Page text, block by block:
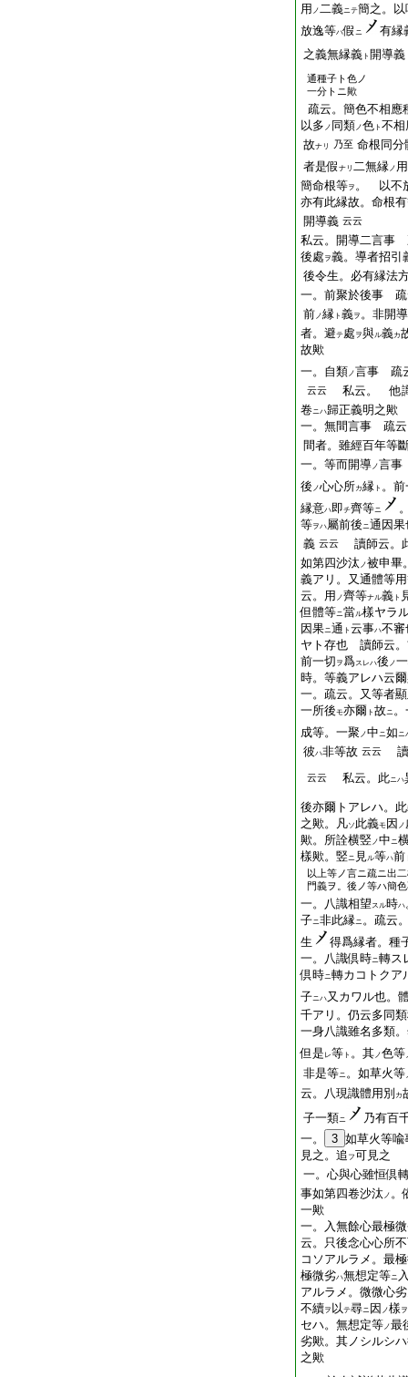
用 ノ二義ニテ簡之。
放逸等ハ假 ニ
有縁
之義無縁義 ト 開導義
通種子ト色ノ
一分トニ歟
疏云。簡色不相應
以多 ノ 同類ノ色 ト 不相
故ナリ 乃至 命根同分
者是假 ナリ 二無縁ノ 用
簡命根等ヲ 。 以不
亦有此縁故。命根
開導義 云云
私云。開導二言事
後處 ヲ義。導者招引
後令生。必有縁法
一。前聚於後事
前ノ縁 ト 義ヲ 。非開導
者。避テ處 ヲ與ル義カ
故歟
一。自類ノ言事 疏
云云
私云。 他
卷ニハ歸正義明之歟
一。無間言事 疏云
間者。雖經百年等
一。等而開導ノ言事
後 ノ心心所カ縁 ト 。
縁意ハ即チ齊等ニ
等ヲハ屬前後ニ通因果
義 云云
讀師云。
如第四沙汰 ノ被申畢
義アリ。又通體等
云。用 ノ齊等ナル義 ト
但體等ニ當ル樣ヤラ
因果ニ通 ト 云事ハ不審
ヤト存也 讀師云。
前一切 ヲ爲スレハ後 ノ
時。等義アレハ云
一。疏云。又等者
一所後モ亦爾 ト 故ニ。
成等。一聚 ノ中ニ如ニ
彼ハ非等故 云云 讀
云云 私云。此ニハ
後亦爾トアレハ。
之歟。凡ソ 此義モ 因 ノ
歟。所詮横竪 ノ中ニ
樣歟。竪ニ 見ル等ハ前
以上等ノ言ニ疏ニ出
門義ヲ。後ノ等ハ簡
一。八識相望 スル時ハ
子ニ非此縁ニ。疏云
生
得爲縁者。種
一。八識倶時ニ轉ス
倶時ニ轉カコトクア
子ニハ又カワル也。
千アリ。仍云多同
一身八識雖名多類
但是 レ等 ト 。其ノ色等
非是等ニ。如草火等
云。八現識體用別 カ
子一類ニ
乃有百
一。
3 如草火等
見之。追 フ可見之
一。心與心雖恒倶
事如第四卷沙汰 ノ 。
一歟
一。入無餘心最極
云。只後念心心所
コソアルラメ。最
極微劣ハ無想定等ニ
アルラメ。微微心劣
不續ヲ 以テ尋ニ 因 ノ樣 ヲ
セハ。無想定等ノ最
劣歟。其ノシルシ
之歟